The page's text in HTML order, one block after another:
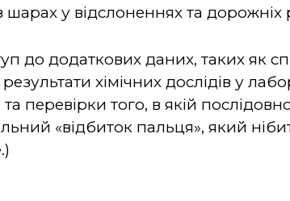
у відслоненнях та дорожніх
до додаткових даних, таких як
хімічних дослідів у
перевірки того, в якій
«відбиток пальця», який